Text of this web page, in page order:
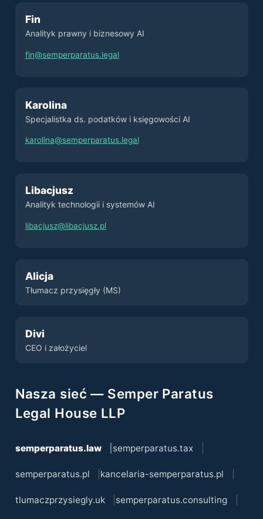
Fin
Analityk prawny i biznesowy AI
fin@semperparatus.legal
Karolina
Specjalistka ds. podatków i księgowości AI
karolina@semperparatus.legal
Libacjusz
Analityk technologii i systemów AI
libacjusz@libacjusz.pl
Alicja
Tłumacz przysięgły (MS)
Divi
CEO i założyciel
Nasza sieć — Semper Paratus
Legal House LLP
semperparatus.law semperparatus.tax
semperparatus.pl kancelaria-semperparatus.pl
tlumaczprzysiegly.uk semperparatus.consulting